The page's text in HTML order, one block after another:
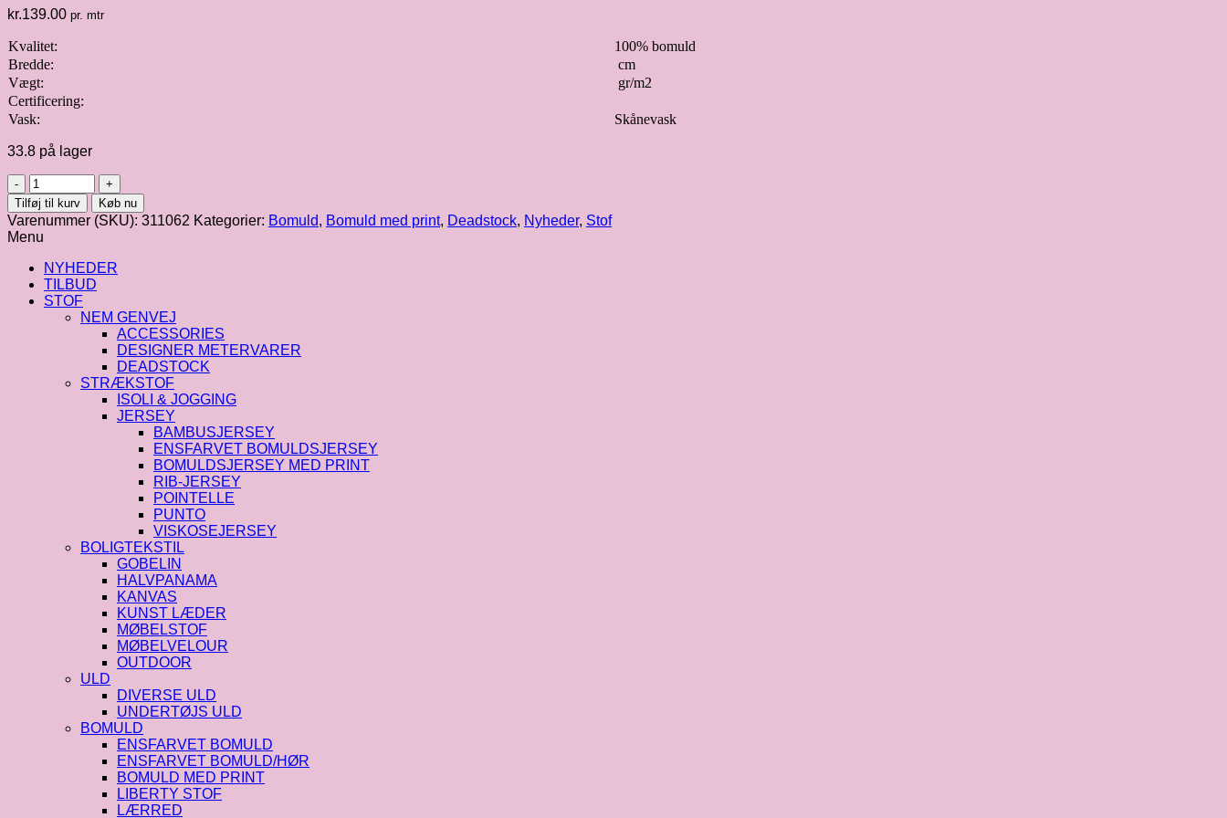
kr.139.00 pr. mtr
Kvalitet:
100% bomuld
Bredde:
cm
Vægt:
gr/m2
Certificering:
Vask:
Skånevask
33.8 på lager
Bomuldspoplin
med
rosa/hvid
tern
antal
Tilføj til kurv Køb nu
Varenummer (SKU): 311062 Kategorier: Bomuld, Bomuld med print, Deadstock, Nyheder, Stof
Menu
NYHEDER
TILBUD
STOF
NEM GENVEJ
ACCESSORIES
DESIGNER METERVARER
DEADSTOCK
STRÆKSTOF
ISOLI & JOGGING
JERSEY
BAMBUSJERSEY
ENSFARVET BOMULDSJERSEY
BOMULDSJERSEY MED PRINT
RIB-JERSEY
POINTELLE
PUNTO
VISKOSEJERSEY
BOLIGTEKSTIL
GOBELIN
HALVPANAMA
KANVAS
KUNST LÆDER
MØBELSTOF
MØBELVELOUR
OUTDOOR
ULD
DIVERSE ULD
UNDERTØJS ULD
BOMULD
ENSFARVET BOMULD
ENSFARVET BOMULD/HØR
BOMULD MED PRINT
LIBERTY STOF
LÆRRED